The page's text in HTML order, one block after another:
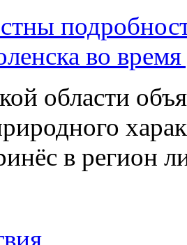
во
области
в регион